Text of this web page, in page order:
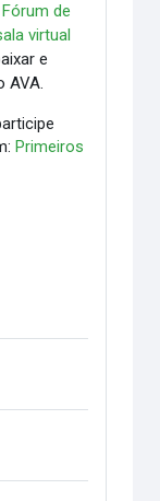
Fórum de
virtual
e
AVA.
Primeiros